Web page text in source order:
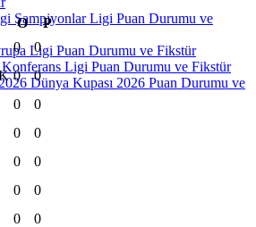
Şampiyonlar Ligi Puan Durumu ve
Ligi Puan Durumu ve Fikstür
Konferans Ligi Puan Durumu ve Fikstür
Dünya Kupası 2026 Puan Durumu ve
O
P
0
0
0
0
0
0
0
0
0
0
0
0
0
0